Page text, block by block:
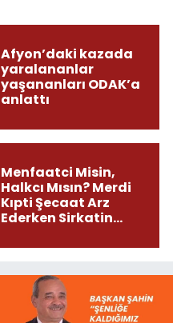
Afyon’daki kazada
yaralananlar
yaşananları ODAK’a
anlattı
Menfaatci Misin,
Halkcı Mısın? Merdi
Kıpti Şecaat Arz
Ederken Sirkatin